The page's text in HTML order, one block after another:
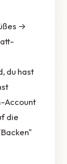
→
du hast
Account
die